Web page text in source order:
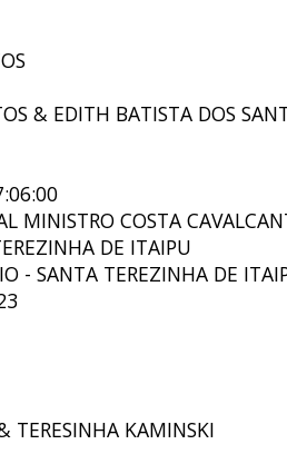
& EDITH BATISTA DOS
MINISTRO COSTA
DE ITAIPU
- SANTA TEREZINHA DE
TERESINHA KAMINSKI